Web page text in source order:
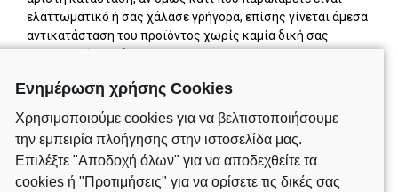
ελαττωματικό ή σας χάλασε γρήγορα, επίσης γίνεται άμεσα
αντικατάσταση του προϊόντος χωρίς καμία δική σας
Ακύρωση παραγγελίας
Για ακύρωση παραγγελίας (ολική ή μερική) θα πρέπει να
επικοινωνήσετε μαζί μας στο τηλ.6987231768.
Ενημέρωση χρήσης Cookies
Χρησιμοποιούμε cookies για να βελτιστοποιήσουμε
την εμπειρία πλοήγησης στην ιστοσελίδα μας.
Επιλέξτε "Αποδοχή όλων" για να αποδεχθείτε τα
cookies ή "Προτιμήσεις" για να ορίσετε τις δικές σας